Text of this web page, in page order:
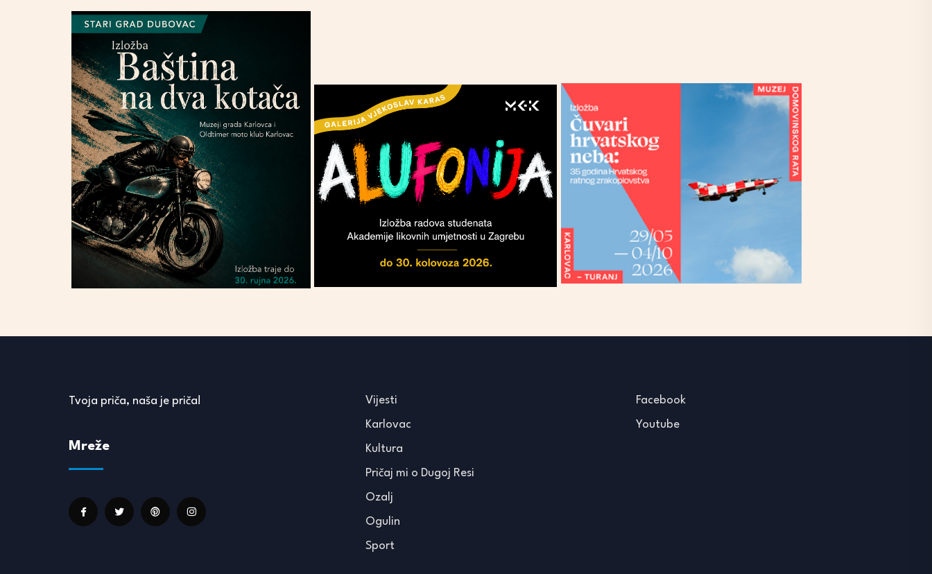
Tvoja priča, naša je priča!
Mreže
Vijesti
Karlovac
Kultura
Pričaj mi o Dugoj Resi
Ozalj
Ogulin
Sport
Facebook
Youtube